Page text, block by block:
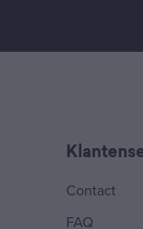
Contact
FAQ